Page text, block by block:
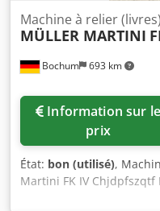
Bochum 693 km
Machine à relier (livres)
MÜLLER MARTINI
prix
État: bon (utilisé),
Martini FK IV Chjdpfszqtf